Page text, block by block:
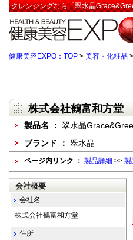
クレンジングなら「翠水晶
健康美容EXPO：TOP > 美容・化粧品 >
株式会社鶴富和方堂
製品名 ： 翠水晶
ブランド ： 翠水晶
ページ内リンク ： 製品詳細 >> 製
会社概要
会社名
株式会社鶴富和方堂
住所